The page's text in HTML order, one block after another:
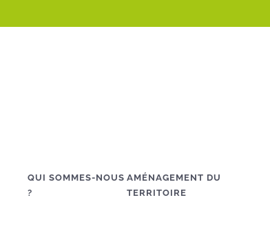
QUI SOMMES-NOUS
?
AMÉNAGEMENT DU
TERRITOIRE